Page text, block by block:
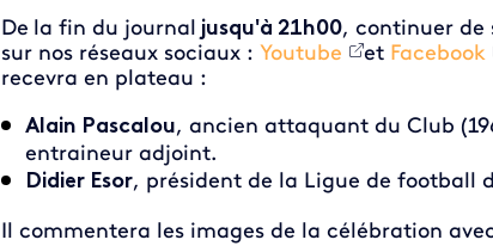
De la fin du journal jusqu'à 21h00, continuer de
sur nos réseaux sociaux : Youtube et Facebook
recevra en plateau :
Alain Pascalou, ancien attaquant du Club
entraineur adjoint.
Didier Esor, président de la Ligue de football
Il commentera les images de la célébration